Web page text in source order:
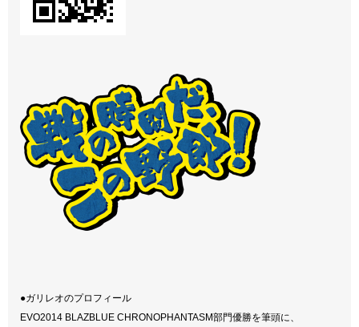
●ガリレオのプロフィール
EVO2014 BLAZBLUE CHRONOPHANTASM部門優勝を筆頭に、